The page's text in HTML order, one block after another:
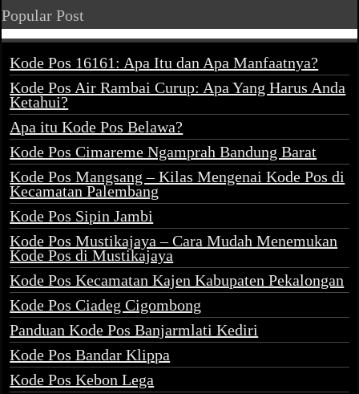
Popular Post
Kode Pos 16161: Apa Itu dan Apa Manfaatnya?
Kode Pos Air Rambai Curup: Apa Yang Harus Anda
Ketahui?
Apa itu Kode Pos Belawa?
Kode Pos Cimareme Ngamprah Bandung Barat
Kode Pos Mangsang – Kilas Mengenai Kode Pos di
Kecamatan Palembang
Kode Pos Sipin Jambi
Kode Pos Mustikajaya – Cara Mudah Menemukan
Kode Pos di Mustikajaya
Kode Pos Kecamatan Kajen Kabupaten Pekalongan
Kode Pos Ciadeg Cigombong
Panduan Kode Pos Banjarmlati Kediri
Kode Pos Bandar Klippa
Kode Pos Kebon Lega